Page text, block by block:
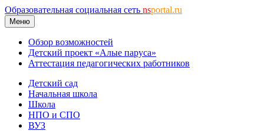
Образовательная социальная сеть nsportal.ru
Меню
Обзор возможностей
Детский проект «Алые паруса»
Аттестация педагогических работников
Детский сад
Начальная школа
Школа
НПО и СПО
ВУЗ